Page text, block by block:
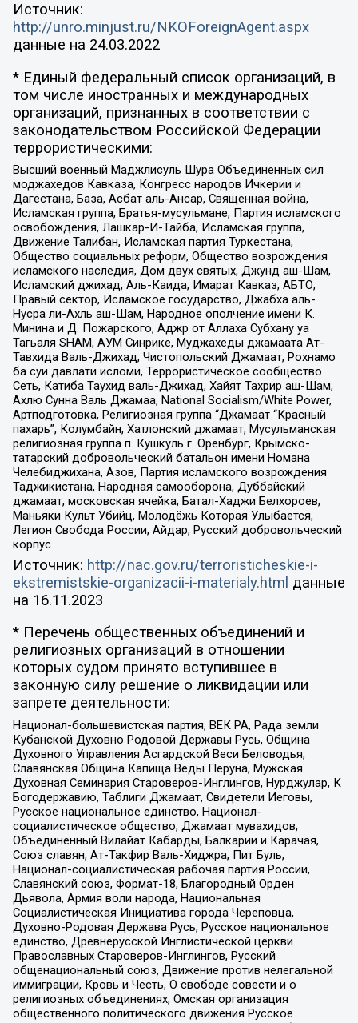
Источник:
http://unro.minjust.ru/NKOForeignAgent.aspx
данные на 24.03.2022
* Единый федеральный список организаций, в
том числе иностранных и международных
организаций, признанных в соответствии с
законодательством Российской Федерации
террористическими:
Высший военный Маджлисуль Шура Объединенных сил
моджахедов Кавказа, Конгресс народов Ичкерии и
Дагестана, База, Асбат аль-Ансар, Священная война,
Исламская группа, Братья-мусульмане, Партия исламского
освобождения, Лашкар-И-Тайба, Исламская группа,
Движение Талибан, Исламская партия Туркестана,
Общество социальных реформ, Общество возрождения
исламского наследия, Дом двух святых, Джунд аш-Шам,
Исламский джихад, Аль-Каида, Имарат Кавказ, АБТО,
Правый сектор, Исламское государство, Джабха аль-
Нусра ли-Ахль аш-Шам, Народное ополчение имени К.
Минина и Д. Пожарского, Аджр от Аллаха Субхану уа
Тагьаля SHAM, АУМ Синрике, Муджахеды джамаата Ат-
Тавхида Валь-Джихад, Чистопольский Джамаат, Рохнамо
ба суи давлати исломи, Террористическое сообщество
Сеть, Катиба Таухид валь-Джихад, Хайят Тахрир аш-Шам,
Ахлю Сунна Валь Джамаа, National Socialism/White Power,
Артподготовка, Религиозная группа “Джамаат “Красный
пахарь”, Колумбайн, Хатлонский джамаат, Мусульманская
религиозная группа п. Кушкуль г. Оренбург, Крымско-
татарский добровольческий батальон имени Номана
Челебиджихана, Азов, Партия исламского возрождения
Таджикистана, Народная самооборона, Дуббайский
джамаат, московская ячейка, Батал-Хаджи Белхороев,
Маньяки Культ Убийц, Молодёжь Которая Улыбается,
Легион Свобода России, Айдар, Русский добровольческий
корпус
Источник: http://nac.gov.ru/terroristicheskie-i-
ekstremistskie-organizacii-i-materialy.html данные
на 16.11.2023
* Перечень общественных объединений и
религиозных организаций в отношении
которых судом принято вступившее в
законную силу решение о ликвидации или
запрете деятельности:
Национал-большевистская партия, ВЕК РА, Рада земли
Кубанской Духовно Родовой Державы Русь, Община
Духовного Управления Асгардской Веси Беловодья,
Славянская Община Капища Веды Перуна, Мужская
Духовная Семинария Староверов-Инглингов, Нурджулар, К
Богодержавию, Таблиги Джамаат, Свидетели Иеговы,
Русское национальное единство, Национал-
социалистическое общество, Джамаат мувахидов,
Объединенный Вилайат Кабарды, Балкарии и Карачая,
Союз славян, Ат-Такфир Валь-Хиджра, Пит Буль,
Национал-социалистическая рабочая партия России,
Славянский союз, Формат-18, Благородный Орден
Дьявола, Армия воли народа, Национальная
Социалистическая Инициатива города Череповца,
Духовно-Родовая Держава Русь, Русское национальное
единство, Древнерусской Инглистической церкви
Православных Староверов-Инглингов, Русский
общенациональный союз, Движение против нелегальной
иммиграции, Кровь и Честь, О свободе совести и о
религиозных объединениях, Омская организация
общественного политического движения Русское